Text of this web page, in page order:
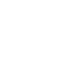
de correr